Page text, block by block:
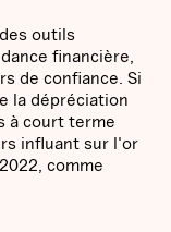
outils
financière,
de confiance. Si
la dépréciation
à court terme
influant sur l'or
comme